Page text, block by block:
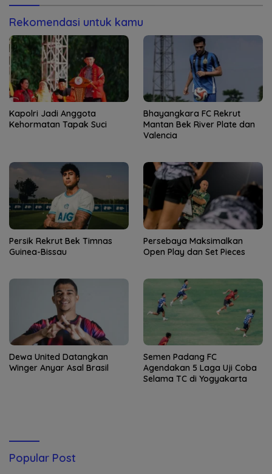
Rekomendasi untuk kamu
Kapolri Jadi Anggota
Kehormatan Tapak Suci
Bhayangkara FC Rekrut
Mantan Bek River Plate dan
Valencia
Persik Rekrut Bek Timnas
Guinea-Bissau
Persebaya Maksimalkan
Open Play dan Set Pieces
Dewa United Datangkan
Winger Anyar Asal Brasil
Semen Padang FC
Agendakan 5 Laga Uji Coba
Selama TC di Yogyakarta
Popular Post